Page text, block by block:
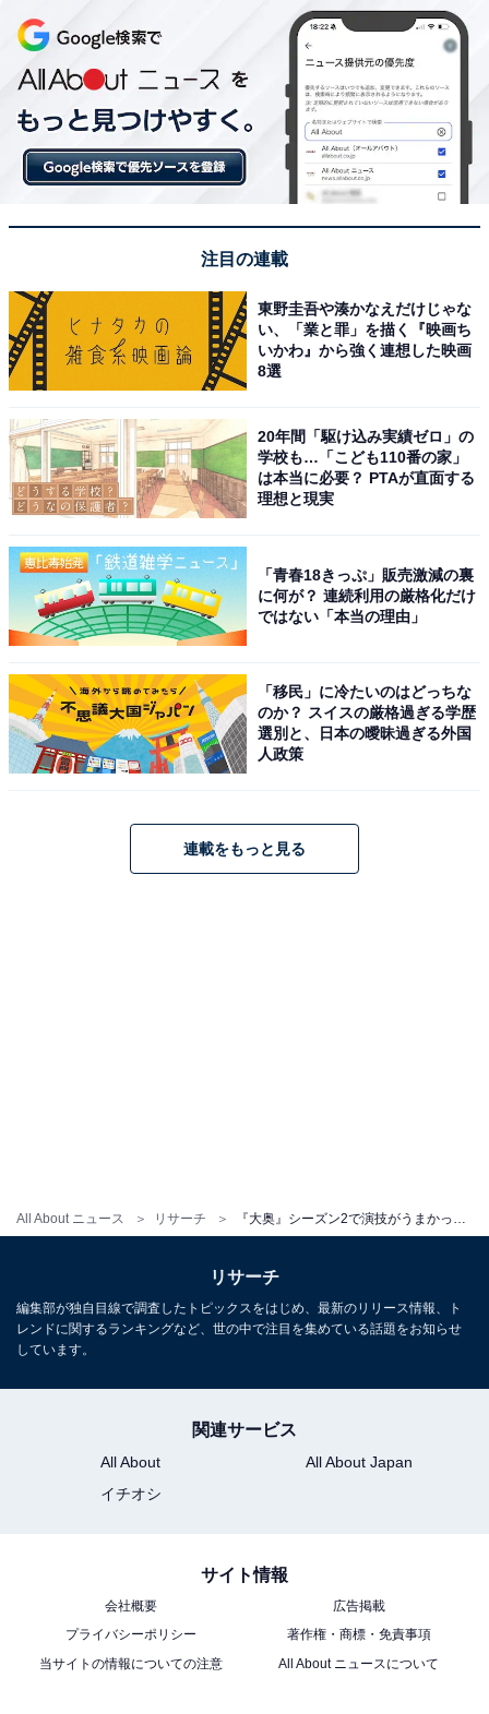
All About ニュース リサーチ 『大奥』シーズン2で演技がうまかった俳優ランキング！ 一橋治済役・仲間由紀恵を抑えた1位は？
注目の連載
東野圭吾や湊かなえだけじゃな
い、「業と罪」を描く『映画ち
いかわ』から強く連想した映画
8選
20年間「駆け込み実績ゼロ」の
学校も…「こども110番の家」
は本当に必要？ PTAが直面する
理想と現実
「青春18きっぷ」販売激減の裏
に何が？ 連続利用の厳格化だけ
ではない「本当の理由」
「移民」に冷たいのはどっちな
のか？ スイスの厳格過ぎる学歴
選別と、日本の曖昧過ぎる外国
人政策
連載をもっと見る
リサーチ
編集部が独自目線で調査したトピックスをはじめ、最新のリリース情報、ト
レンドに関するランキングなど、世の中で注目を集めている話題をお知らせ
しています。
関連サービス
All About
All About Japan
イチオシ
サイト情報
会社概要
広告掲載
プライバシーポリシー
著作権・商標・免責事項
当サイトの情報についての注意
All About ニュースについて